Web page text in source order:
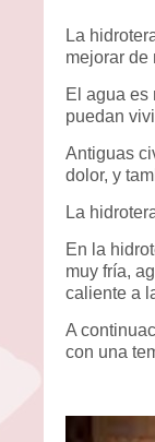
La
mejorar de
El agua
puedan
Antiguas
dolor, y
La
En la
muy fría,
caliente a
A
con una